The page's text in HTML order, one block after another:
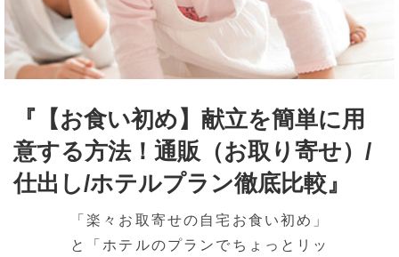
『【お食い初め】献立を簡単に用
意する方法！通販（お取り寄せ）/
仕出し/ホテルプラン徹底比較』
「楽々お取寄せの自宅お食い初め」
と「ホテルのプランでちょっとリッ